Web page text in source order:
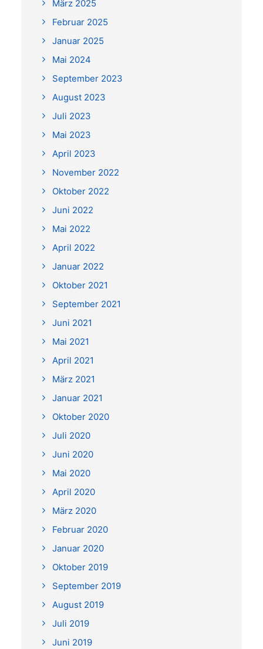
März 2025
Februar 2025
Januar 2025
Mai 2024
September 2023
August 2023
Juli 2023
Mai 2023
April 2023
November 2022
Oktober 2022
Juni 2022
Mai 2022
April 2022
Januar 2022
Oktober 2021
September 2021
Juni 2021
Mai 2021
April 2021
März 2021
Januar 2021
Oktober 2020
Juli 2020
Juni 2020
Mai 2020
April 2020
März 2020
Februar 2020
Januar 2020
Oktober 2019
September 2019
August 2019
Juli 2019
Juni 2019